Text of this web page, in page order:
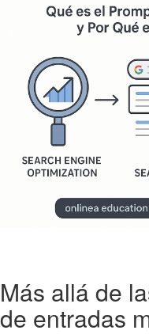
Más allá de
de entradas